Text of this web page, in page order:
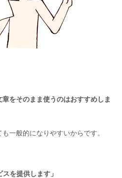
章をそのまま使うのはおすすめしま
一般的になりやすいからです。
を提供します」